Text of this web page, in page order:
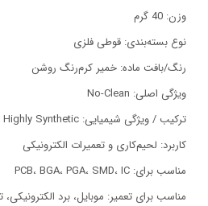
وزن: 40 گرم
نوع بسته‌بندی: قوطی فلزی
رنگ/بافت ماده: خمیر کرم‌رنگ روشن
ویژگی اصلی: No-Clean
ترکیب / ویژگی شیمیایی: Halogen Free / Highly Synthetic
کاربرد: لحیم‌کاری و تعمیرات الکترونیکی
مناسب برای: PCB، BGA، PGA، SMD، IC
مناسب برای تعمیر: موبایل، برد